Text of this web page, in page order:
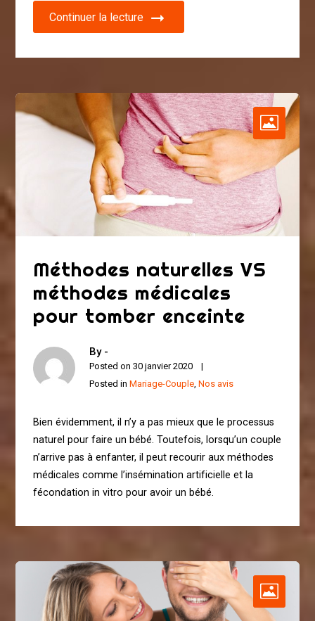
Continuer la lecture
Méthodes naturelles VS
méthodes médicales
pour tomber enceinte
By -
Posted on30 janvier 2020
Posted inMariage-Couple,Nos avis
Bien évidemment, il n’y a pas mieux que le processus
naturel pour faire un bébé. Toutefois, lorsqu’un couple
n’arrive pas à enfanter, il peut recourir aux méthodes
médicales comme l’insémination artificielle et la
fécondation in vitro pour avoir un bébé.